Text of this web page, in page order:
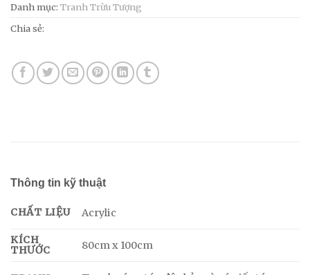
Danh mục: Tranh Trừu Tượng
Chia sẻ:
Thông tin kỹ thuật
CHẤT LIỆU Acrylic
KÍCH
THƯỚC
80cm x 100cm